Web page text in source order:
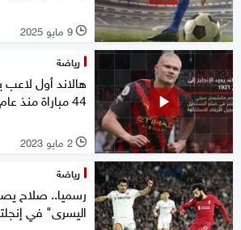
l 9 مايو 2025
رياضة
44 مباراة منذ عام 1931
l 2 مايو 2023
رياضة
رسميا.. صلاح
اليسرى" في